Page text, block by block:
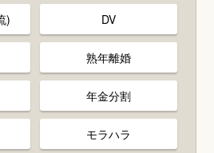
) DV
熟年離婚
年金分割
モラハラ